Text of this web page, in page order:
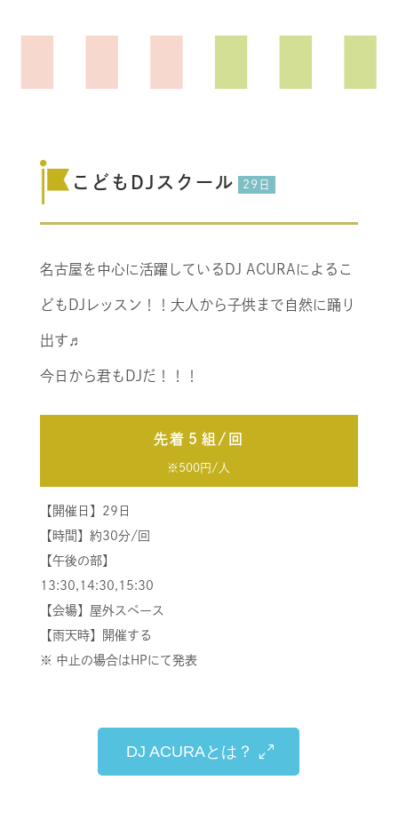
こどもDJスクール 29日
名古屋を中心に活躍しているDJ ACURAによるこ
どもDJレッスン！！大人から子供まで自然に踊り
出す♬
今日から君もDJだ！！！
先着５組/回
※500円/人
【開催日】29日
【時間】約30分/回
【午後の部】
13:30,14:30,15:30
【会場】屋外スペース
【雨天時】開催する
※ 中止の場合はHPにて発表
DJ ACURAとは？